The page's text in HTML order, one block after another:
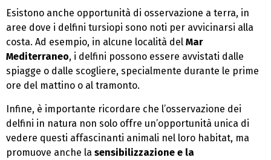
Esistono anche opportunità di osservazione a terra, in
aree dove i delfini tursiopi sono noti per avvicinarsi alla
costa. Ad esempio, in alcune località del Mar
Mediterraneo, i delfini possono essere avvistati dalle
spiagge o dalle scogliere, specialmente durante le prime
ore del mattino o al tramonto.
Infine, è importante ricordare che l’osservazione dei
delfini in natura non solo offre un’opportunità unica di
vedere questi affascinanti animali nel loro habitat, ma
promuove anche la sensibilizzazione e la